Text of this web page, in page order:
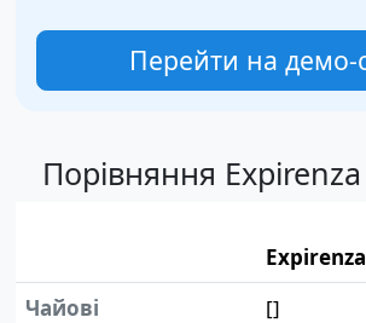
Перейти на демо-
Порівняння
Expirenza
Чайові
[]